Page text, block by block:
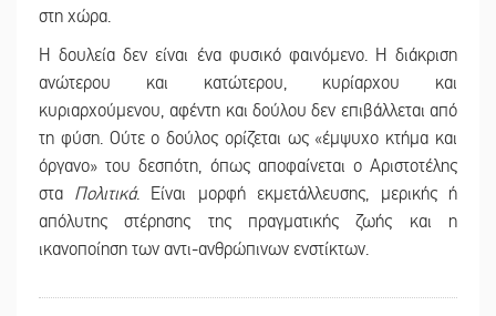
στη χώρα.
Η δουλεία δεν είναι ένα φυσικό φαινόμενο. Η διάκριση
ανώτερου και κατώτερου, κυρίαρχου και
κυριαρχούμενου, αφέντη και δούλου δεν επιβάλλεται από
τη φύση. Ούτε ο δούλος ορίζεται ως «έμψυχο κτήμα και
όργανο» του δεσπότη, όπως αποφαίνεται ο Αριστοτέλης
στα Πολιτικά. Είναι μορφή εκμετάλλευσης, μερικής ή
απόλυτης στέρησης της πραγματικής ζωής και η
ικανοποίηση των αντι-ανθρώπινων ενστίκτων.